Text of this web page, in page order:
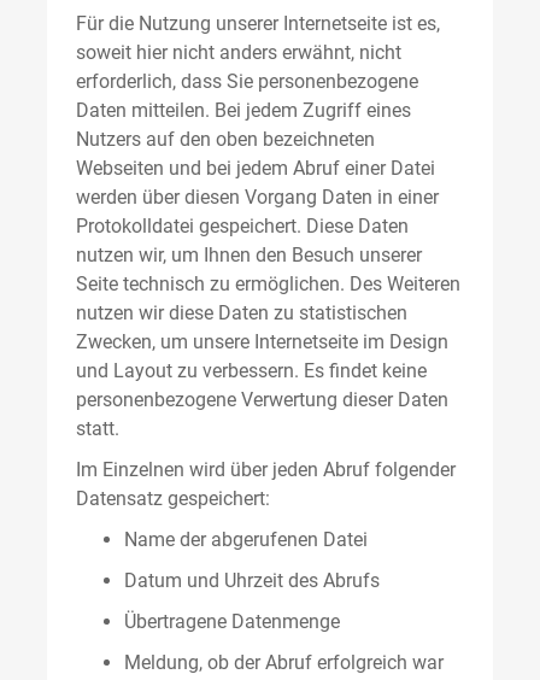
Für die Nutzung unserer Internetseite ist es,
soweit hier nicht anders erwähnt, nicht
erforderlich, dass Sie personenbezogene
Daten mitteilen. Bei jedem Zugriff eines
Nutzers auf den oben bezeichneten
Webseiten und bei jedem Abruf einer Datei
werden über diesen Vorgang Daten in einer
Protokolldatei gespeichert. Diese Daten
nutzen wir, um Ihnen den Besuch unserer
Seite technisch zu ermöglichen. Des Weiteren
nutzen wir diese Daten zu statistischen
Zwecken, um unsere Internetseite im Design
und Layout zu verbessern. Es findet keine
personenbezogene Verwertung dieser Daten
statt.
Im Einzelnen wird über jeden Abruf folgender
Datensatz gespeichert:
Name der abgerufenen Datei
Datum und Uhrzeit des Abrufs
Übertragene Datenmenge
Meldung, ob der Abruf erfolgreich war